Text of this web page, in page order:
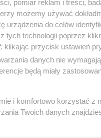
z…
pomiar reklam i treści,
możemy używać
urządzenia do celów
technologii poprzez
przycisk ustawień
danych nie
będą miały
i komfortowo korzystać z
Twoich danych